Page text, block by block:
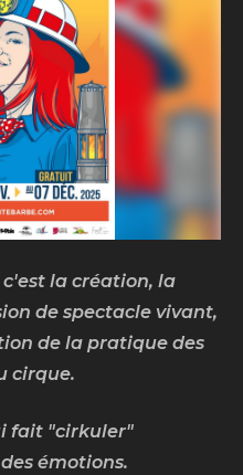
la création, la
de spectacle vivant,
de la pratique des
cirque.
fait "cirkuler"
émotions.